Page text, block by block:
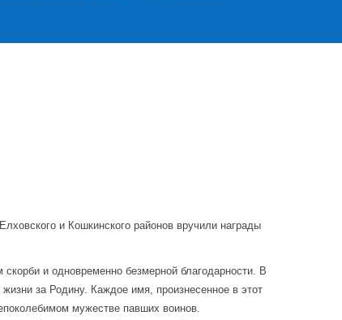
и Кошкинского районов вручили награды
и одновременно безмерной благодарности. В
за Родину. Каждое имя, произнесенное в этот
мужестве павших воинов.